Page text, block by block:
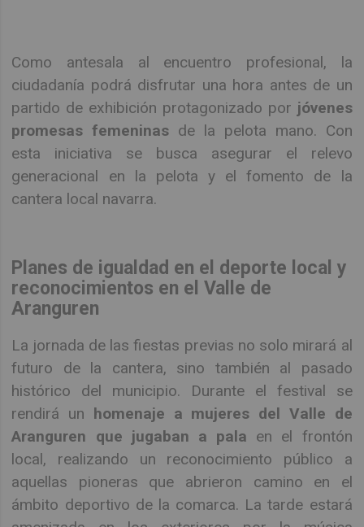
Como antesala al encuentro profesional, la
ciudadanía podrá disfrutar una hora antes de un
partido de exhibición protagonizado por jóvenes
promesas femeninas de la pelota mano. Con
esta iniciativa se busca asegurar el relevo
generacional en la pelota y el fomento de la
cantera local navarra.
Planes de igualdad en el deporte local y
reconocimientos en el Valle de
Aranguren
La jornada de las fiestas previas no solo mirará al
futuro de la cantera, sino también al pasado
histórico del municipio. Durante el festival se
rendirá un homenaje a mujeres del Valle de
Aranguren que jugaban a pala en el frontón
local, realizando un reconocimiento público a
aquellas pioneras que abrieron camino en el
ámbito deportivo de la comarca. La tarde estará